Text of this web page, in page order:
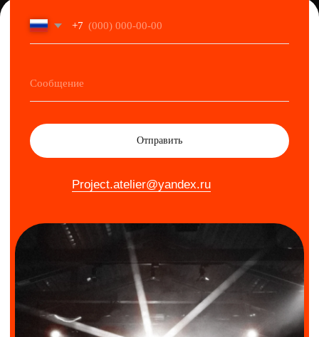
В случаях (не связанных с угрозой возникновения и
(или) возникновения отдельных чрезвычайных
Российской Федерации либо на ее части) в
отношении культурно-зрелищных мероприятий
статьей 52.1. Закона Российской Федерации «Основы
законодательства Российской Федерации о культуре»
(утв. ВС РФ 09.10.1992 № 3612) (ред. 18.07.2019г.)
размер суммы к возврату определяется в
зависимости от срока обращения:- не позднее чем за
10 дней до мероприятия возврат – 100% цены
билета;- менее чем за 10, но не позднее чем за 5
дней – 50% цены билета;- менее чем за 5, но не
позднее чем за 3 дня – 30% цены билета;- менее 3
ПРАВИЛА ВОЗВРАТА